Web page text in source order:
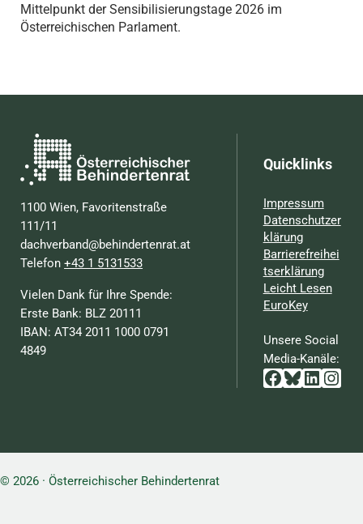
Mittelpunkt der Sensibilisierungstage 2026 im
Österreichischen Parlament.
1100 Wien, Favoritenstraße
111/11
dachverband@behindertenrat.at
Telefon+43 1 5131533
Vielen Dank für Ihre Spende:
Erste Bank: BLZ 20111
IBAN: AT34 2011 1000 0791
4849
Quicklinks
Impressum
Datenschutzer
klärung
Barrierefreihei
tserklärung
Leicht Lesen
EuroKey
Unsere Social
Media-Kanäle:
Facebook
Bluesky
© 2026 · Österreichischer Behindertenrat